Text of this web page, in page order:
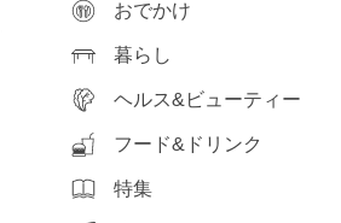
おでかけ
暮らし
ヘルス&ビューティー
フード&ドリンク
特集